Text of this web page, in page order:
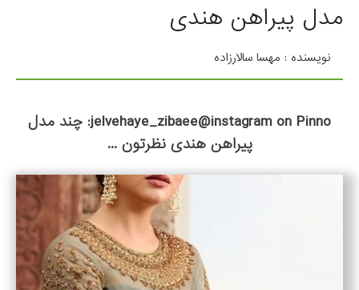
مدل پیراهن هندی
نویسنده : مهسا سالارزاده
jelvehaye_zibaee@instagram on Pinno: چند مدل
پیراهن هندی نظرتون ...